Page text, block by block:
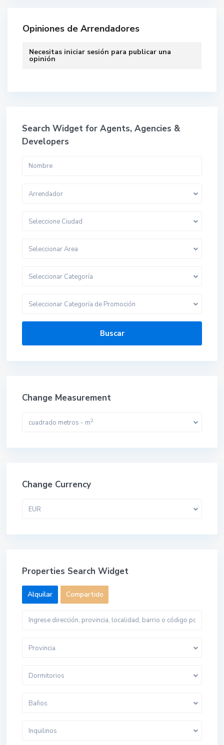
Opiniones de Arrendadores
Necesitas iniciar sesión para publicar una
opinión
Search Widget for Agents, Agencies &
Developers
Arrendador
Seleccione Ciudad
Seleccionar Area
Seleccionar Categoría
Seleccionar Categoría de Promoción
Buscar
Change Measurement
cuadrado metros - m2
Change Currency
EUR
Properties Search Widget
Alquilar Compartido
Provincia
Dormitorios
Baños
Inquilinos